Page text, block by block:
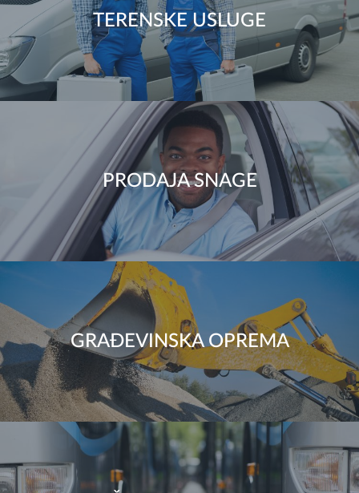
TERENSKE USLUGE
PRODAJA SNAGE
GRAĐEVINSKA OPREMA